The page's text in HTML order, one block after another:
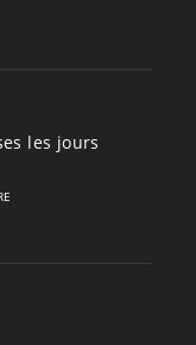
les jours